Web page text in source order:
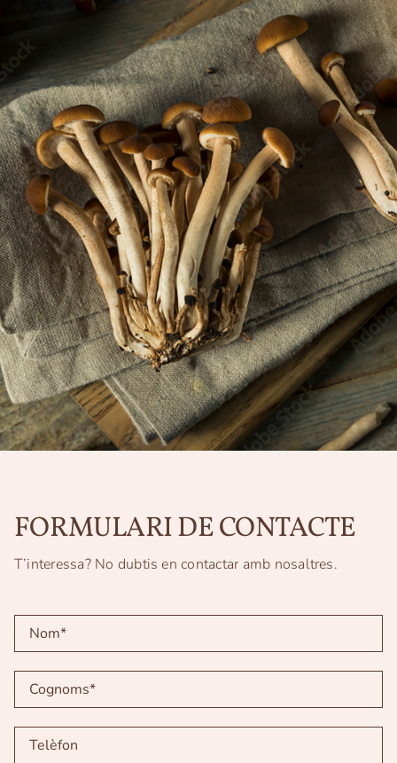
FORMULARI DE CONTACTE
T’interessa? No dubtis en contactar amb nosaltres.